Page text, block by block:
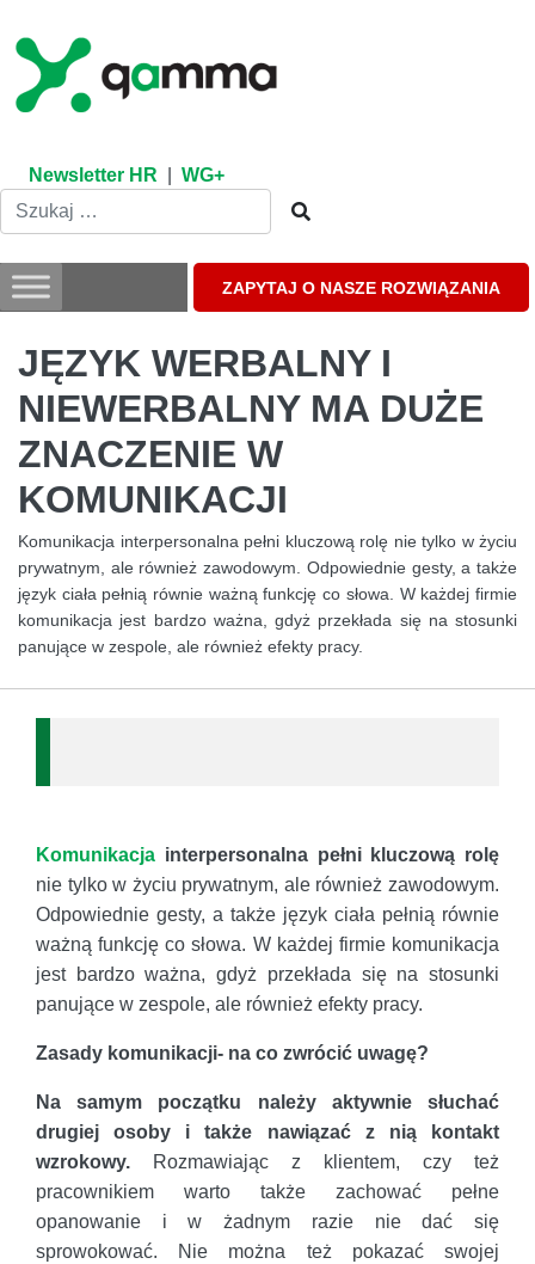
content
Newsletter HR WG+
ZAPYTAJ O NASZE ROZWIĄZANIA
JĘZYK WERBALNY I
NIEWERBALNY MA DUŻE
ZNACZENIE W
KOMUNIKACJI
Komunikacja interpersonalna pełni kluczową rolę nie tylko w życiu
prywatnym, ale również zawodowym. Odpowiednie gesty, a także
język ciała pełnią równie ważną funkcję co słowa. W każdej firmie
komunikacja jest bardzo ważna, gdyż przekłada się na stosunki
panujące w zespole, ale również efekty pracy.
Komunikacja interpersonalna pełni kluczową rolę
nie tylko w życiu prywatnym, ale również zawodowym.
Odpowiednie gesty, a także język ciała pełnią równie
ważną funkcję co słowa. W każdej firmie komunikacja
jest bardzo ważna, gdyż przekłada się na stosunki
panujące w zespole, ale również efekty pracy.
Zasady komunikacji- na co zwrócić uwagę?
Na samym początku należy aktywnie słuchać
drugiej osoby i także nawiązać z nią kontakt
wzrokowy. Rozmawiając z klientem, czy też
pracownikiem warto także zachować pełne
opanowanie i w żadnym razie nie dać się
sprowokować. Nie można też pokazać swojej